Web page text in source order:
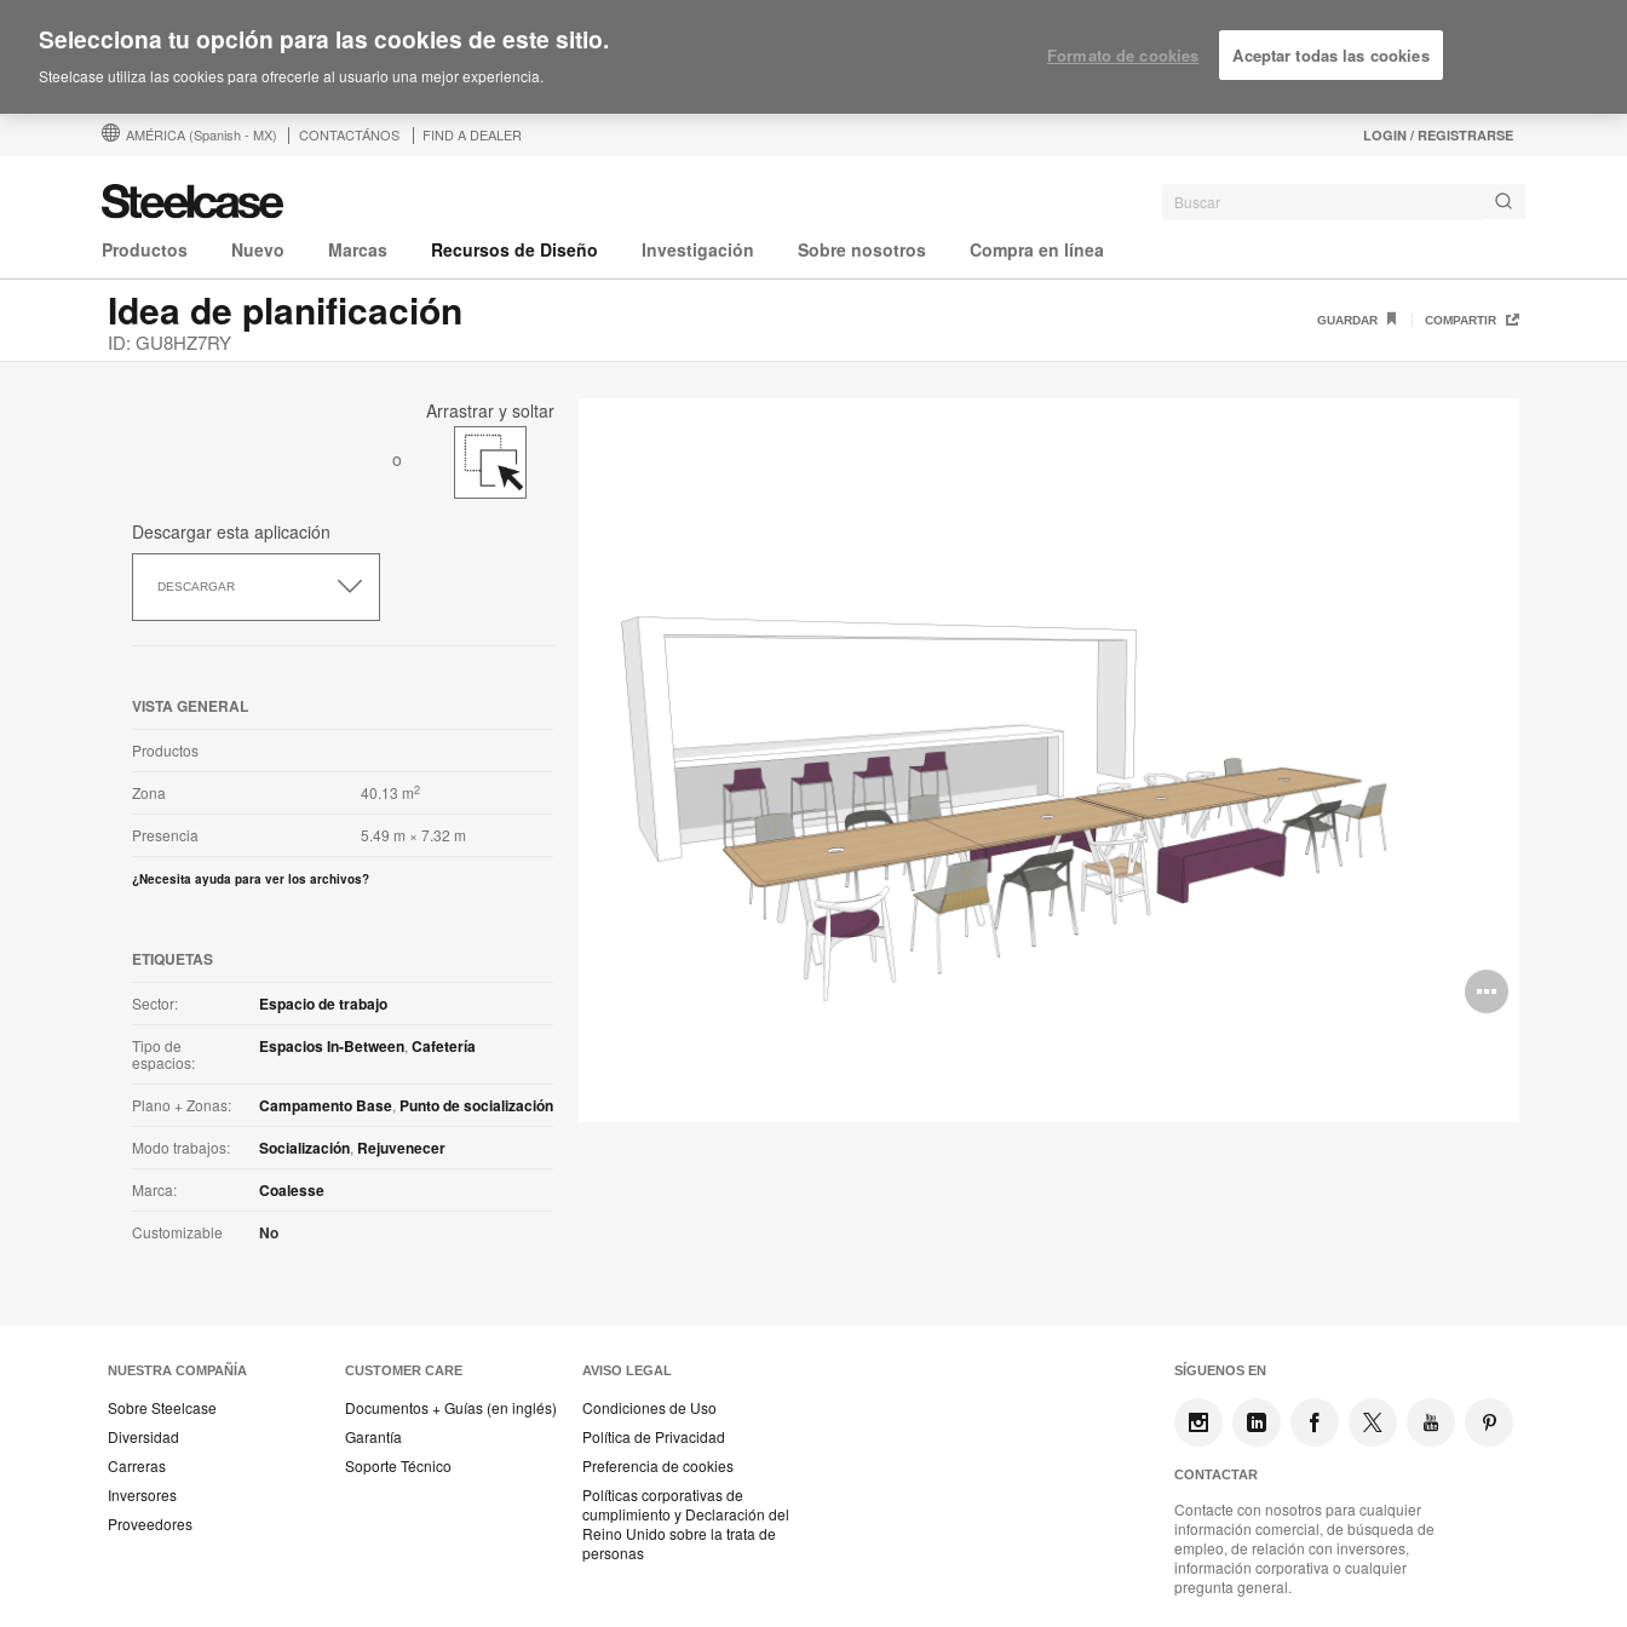
AMÉRICA (Spanish - MX) CONTACTÁNOS FIND A DEALER LOGIN / REGISTRARSE
Productos Nuevo Marcas Recursos de Diseño Investigación Sobre nosotros Compra en línea
Idea de planificación
ID: GU8HZ7RY
GUARDAR COMPARTIR
Open
Arrastrar y soltar
o
Descargar esta aplicación
DESCARGAR
esta
VISTA GENERAL
Productos
Zona 40.13 m2
Presencia 5.49 m × 7.32 m
¿Necesita ayuda para ver los archivos?
ETIQUETAS
Sector: Espacio de trabajo
Tipo de
espacios:
Espacios In-Between, Cafetería
Plano + Zonas: Campamento Base, Punto de socialización
Modo trabajos: Socialización, Rejuvenecer
Marca: Coalesse
Customizable No
NUESTRA COMPAÑÍA
Sobre Steelcase
Diversidad
Carreras
Inversores
Proveedores
CUSTOMER CARE
Documentos + Guías (en inglés)
Garantía
Soporte Técnico
AVISO LEGAL
Condiciones de Uso
Política de Privacidad
Preferencia de cookies
Políticas corporativas de
cumplimiento y Declaración del
Reino Unido sobre la trata de
personas
SÍGUENOS EN
CONTACTAR
Contacte con nosotros para cualquier
información comercial, de búsqueda de
empleo, de relación con inversores,
información corporativa o cualquier
pregunta general.
Selecciona tu opción para las cookies de este sitio.
Steelcase utiliza las cookies para ofrecerle al usuario una mejor experiencia.
Formato de cookies Aceptar todas las cookies